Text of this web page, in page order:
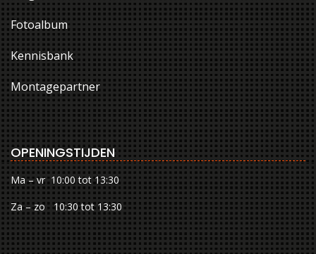
Fotoalbum
Kennisbank
Montagepartner
OPENINGSTIJDEN
Ma – vr 10:00 tot 13:30
Za – zo 10:30 tot 13:30